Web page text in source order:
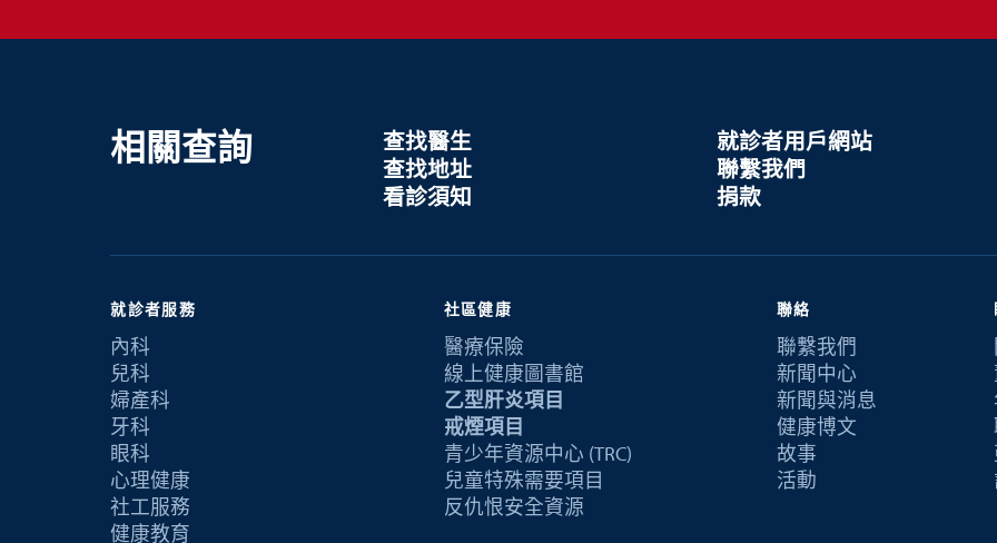
相關查詢
查找醫生
查找地址
看診須知
就診者用戶網站
聯繫我們
捐款
就診者服務
內科
兒科
婦產科
牙科
眼科
心理健康
社工服務
健康教育
社區健康
醫療保險
線上健康圖書館
乙型肝炎項目
戒煙項目
青少年資源中心 (TRC)
兒童特殊需要項目
反仇恨安全資源
聯絡
聯繫我們
新聞中心
新聞與消息
健康博文
故事
活動